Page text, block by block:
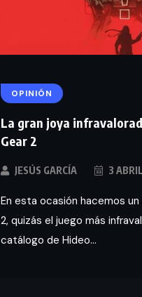
OPINIÓN
La gran joya
Gear 2
JESÚS GARCÍA 3
En esta ocasión hacemos
2, quizás el juego más
catálogo de Hideo...